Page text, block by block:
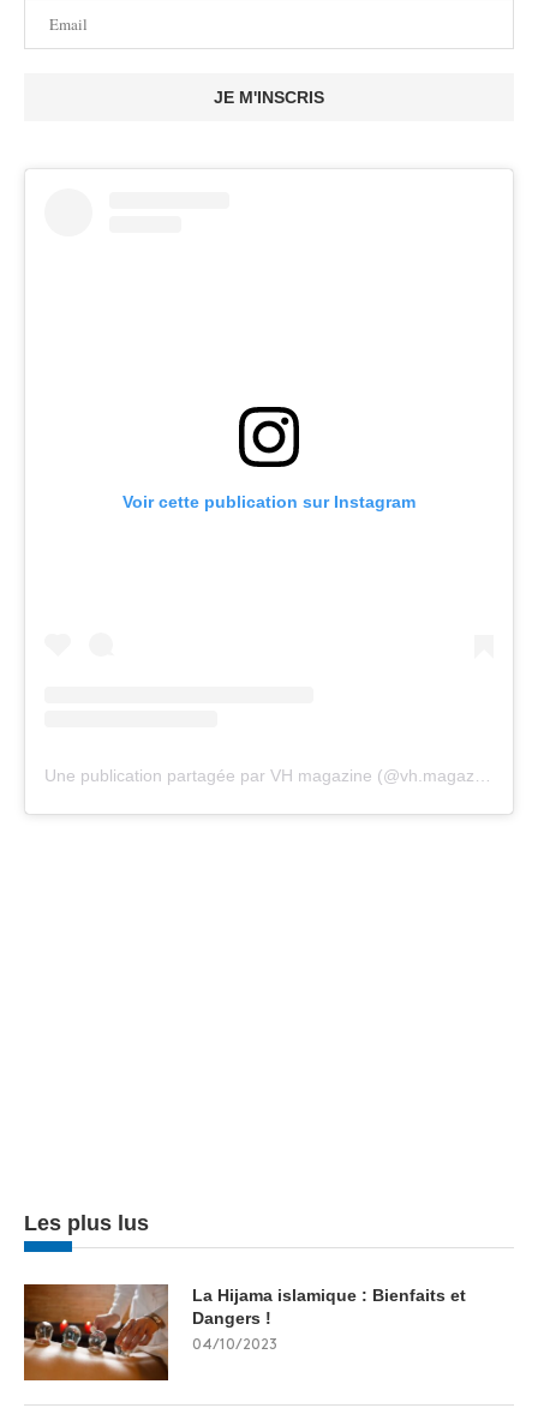
JE M'INSCRIS
Voir cette publication sur Instagram
Les plus lus
La Hijama islamique : Bienfaits et
Dangers !
04/10/2023